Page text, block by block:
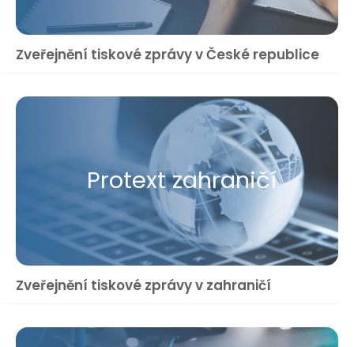
Zveřejnění tiskové zprávy v České republice
Protext zahraničí
Zveřejnění tiskové zprávy v zahraničí